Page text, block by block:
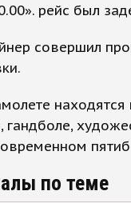
рейс был
совершил
гандболе,
по теме